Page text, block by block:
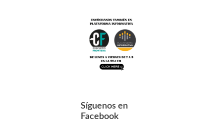
Síguenos en
Facebook